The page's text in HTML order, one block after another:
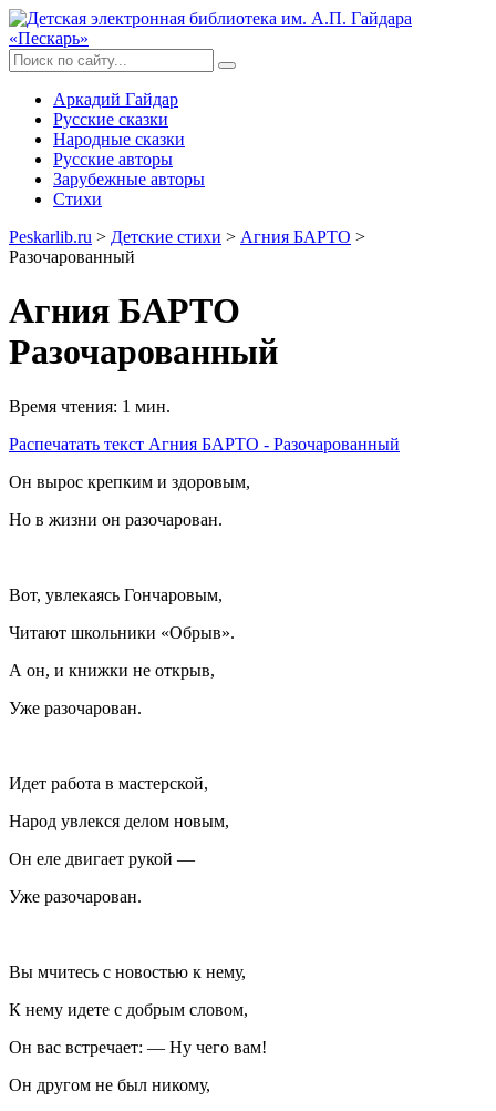
Аркадий Гайдар
Русские сказки
Народные сказки
Русские авторы
Зарубежные авторы
Стихи
Peskarlib.ru > Детские стихи > Агния БАРТО >
Разочарованный
Агния БАРТО
Разочарованный
Время чтения: 1 мин.
Распечатать текст Агния БАРТО - Разочарованный
Он вырос крепким и здоровым,
Но в жизни он разочарован.
Вот, увлекаясь Гончаровым,
Читают школьники «Обрыв».
А он, и книжки не открыв,
Уже разочарован.
Идет работа в мастерской,
Народ увлекся делом новым,
Он еле двигает рукой —
Уже разочарован.
Вы мчитесь с новостью к нему,
К нему идете с добрым словом,
Он вас встречает: — Ну чего вам!
Он другом не был никому,